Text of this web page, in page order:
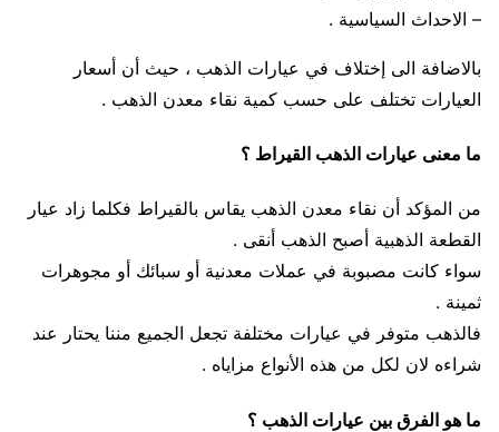
– الاحداث السياسية .
بالاضافة الى إختلاف في عيارات الذهب ، حيث أن أسعار
العيارات تختلف على حسب كمية نقاء معدن الذهب .
ما معنى عيارات الذهب القيراط ؟
من المؤكد أن نقاء معدن الذهب يقاس بالقيراط فكلما زاد عيار
القطعة الذهبية أصبح الذهب أنقى .
سواء كانت مصبوبة في عملات معدنية أو سبائك أو مجوهرات
ثمينة .
فالذهب متوفر في عيارات مختلفة تجعل الجميع مننا يحتار عند
شراءه لان لكل من هذه الأنواع مزاياه .
ما هو الفرق بين عيارات الذهب ؟